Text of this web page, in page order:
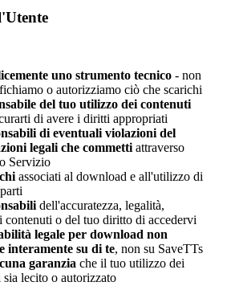
uno strumento tecnico - non
o autorizziamo ciò che scarichi
del tuo utilizzo dei contenuti
di avere i diritti appropriati
di eventuali violazioni del
legali che commetti attraverso
Servizio
associati al download e all'utilizzo di
dell'accuratezza, legalità,
contenuti o del tuo diritto di accedervi
legale per download non
interamente su di te, non su SaveTTs
garanzia che il tuo utilizzo dei
lecito o autorizzato